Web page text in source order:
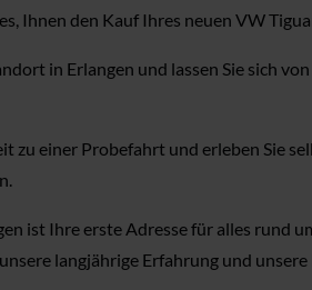
Ihnen den Kauf Ihres neuen VW
in Erlangen und lassen Sie sich
zu einer Probefahrt und erleben Sie
ist Ihre erste Adresse für alles rund
langjährige Erfahrung und